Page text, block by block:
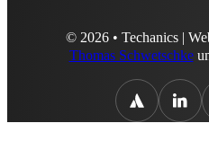
© 2026 • Techanics |
Thomas Schwetschke